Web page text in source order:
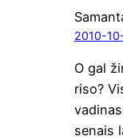
2010-
O gal
riso?
senais